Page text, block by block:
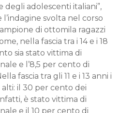
degli adolescenti italiani”,
l’indagine svolta nel corso
di ottomila ragazzi
nella fascia tra i 14 e i 18
sia stato vittima di
e l’8,5 per cento di
fascia tra gli 11 e i 13 anni i
il 30 per cento dei
è stato vittima di
e il 10 per cento di